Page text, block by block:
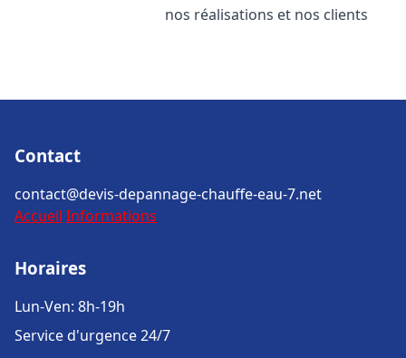
nos réalisations et nos clients
Contact
contact@devis-depannage-chauffe-eau-7.net
Accueil Informations
Horaires
Lun-Ven: 8h-19h
Service d'urgence 24/7